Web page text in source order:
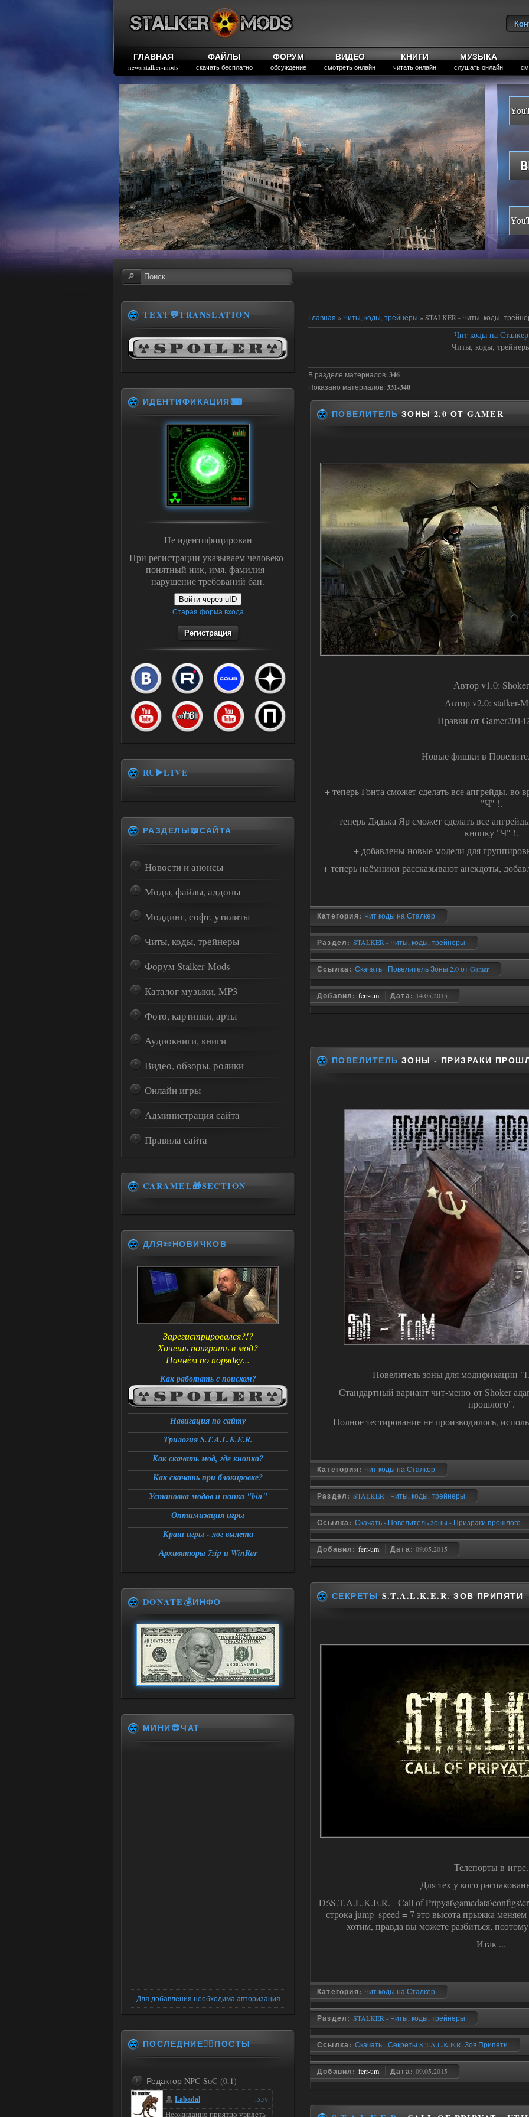
ГЛАВНАЯ
news stalker-mods
ФАЙЛЫ
скачать бесплатно
ФОРУМ
обсуждение
ВИДЕО
смотреть онлайн
КНИГИ
читать онлайн
МУЗЫКА
слушать онлайн
Главная » Читы, коды, трейнеры » STALKER - Читы, коды,
Чит коды на Сталкер
Читы, коды,
В разделе материалов: 346
Показано материалов: 331-340
ПОВЕЛИТЕЛЬ ЗОНЫ 2.0 ОТ GAMER
Автор v1.0: Shoker
Автор v2.0: stalker-
Правки от
Новые фишки в
+ теперь Гонта сможет сделать все апгрейды, во
"Ч" !.
+ теперь Дядька Яр сможет сделать все
кнопку "Ч" !.
+ добавлены новые модели для
+ теперь наёмники рассказывают анекдоты,
Категория: Чит коды на Сталкер
Раздел: STALKER - Читы, коды, трейнеры
Ссылка: Скачать - Повелитель Зоны 2.0 от Gamer
Добавил: ferr-um Дата: 14.05.2015
ПОВЕЛИТЕЛЬ ЗОНЫ - ПРИЗРАКИ
Повелитель зоны для модификации
Стандартный вариант чит-меню от Shoker
прошлого".
Полное тестирование не производилось,
Категория: Чит коды на Сталкер
Раздел: STALKER - Читы, коды, трейнеры
Ссылка: Скачать - Повелитель зоны - Призраки прошлого
Добавил: ferr-um Дата:09.05.2015
СЕКРЕТЫ S.T.A.L.K.E.R. ЗОВ ПРИПЯТИ
Телепорты в игре.
Для тех у кого
D:\S.T.A.L.K.E.R. - Call of
строка jump_speed = 7 это высота прыжка
хотим, правда вы можете разбиться,
Итак ...
Категория: Чит коды на Сталкер
Раздел: STALKER - Читы, коды, трейнеры
Ссылка: Скачать - Секреты S.T.A.L.K.E.R. Зов Припяти
Добавил: ferr-um Дата:09.05.2015
TEXT💬TRANSLATION
ИДЕНТИФИКАЦИЯ⌨
Не идентифицирован
При регистрации указываем человеко-
понятный ник, имя, фамилия -
нарушение требований бан.
Войти через uID
Старая форма входа
Регистрация
RU▶️LIVE
РАЗДЕЛЫ📖САЙТА
Новости и анонсы
Моды, файлы, аддоны
Моддинг, софт, утилиты
Читы, коды, трейнеры
Форум Stalker-Mods
Каталог музыки, MP3
Фото, картинки, арты
Аудиокниги, книги
Видео, обзоры, ролики
Онлайн игры
Администрация сайта
Правила сайта
CARAMEL🎁SECTION
ДЛЯ📜НОВИЧКОВ
Зарегистрировался?!?
Хочешь поиграть в мод?
Начнём по порядку...
Как работать с поиском?
Навигация по сайту
Трилогия S.T.A.L.K.E.R.
Как скачать мод, где кнопка?
Как скачать при блокировке?
Установка модов и папка "bin"
Оптимизация игры
Краш игры - лог вылета
Архиваторы 7zip и WinRar
DONATE💰ИНФО
МИНИ😎ЧАТ
Для добавления необходима авторизация
ПОСЛЕДНИЕ✍🏻ПОСТЫ
Редактор NPC SoC (0.1)
15:39
Labadal
Неожиданно приятно увидеть